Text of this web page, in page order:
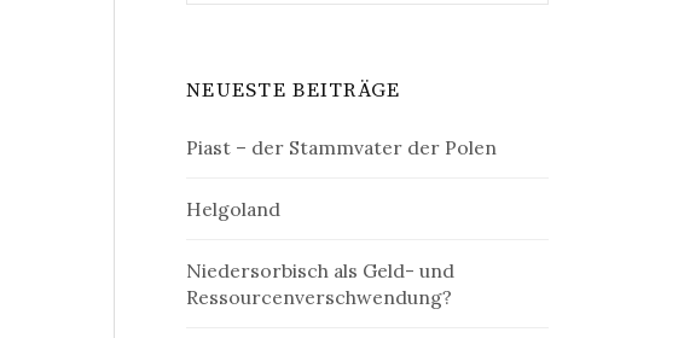
NEUESTE BEITRÄGE
Piast – der Stammvater der Polen
Helgoland
Niedersorbisch als Geld- und
Ressourcenverschwendung?